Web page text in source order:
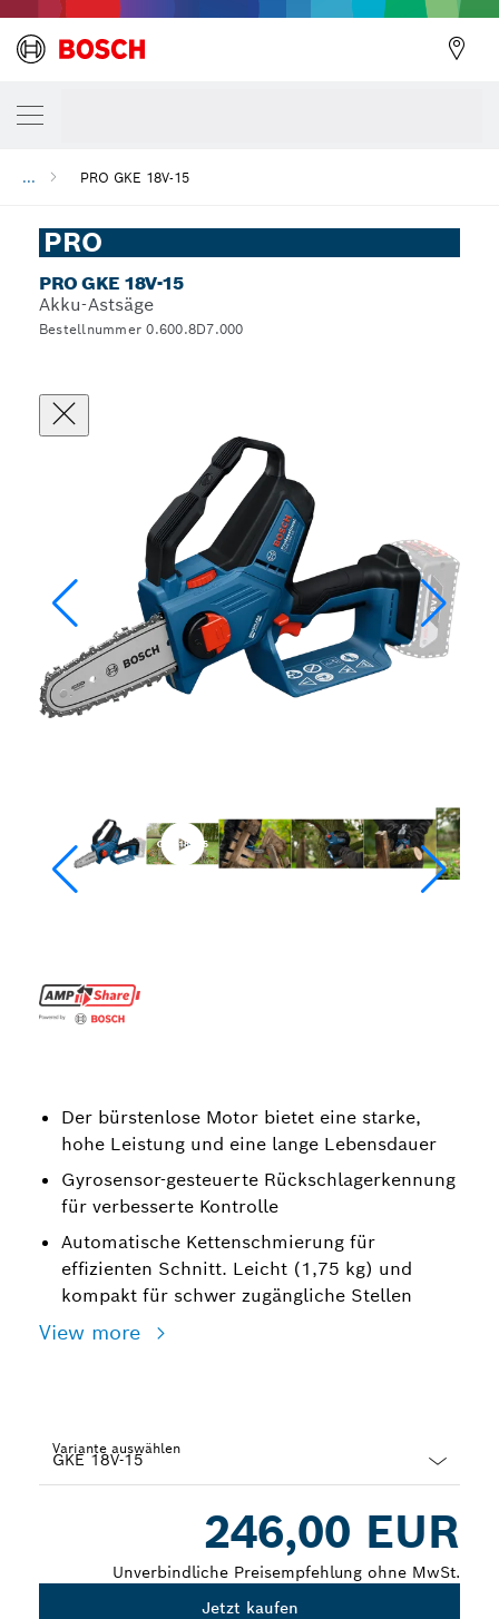
... PRO GKE 18V-15
PRO
PRO GKE 18V-15
Akku-Astsäge
Bestellnummer 0.600.8D7.000
Der bürstenlose Motor bietet eine starke,
hohe Leistung und eine lange Lebensdauer
Gyrosensor-gesteuerte Rückschlagerkennung
für verbesserte Kontrolle
Automatische Kettenschmierung für
effizienten Schnitt. Leicht (1,75 kg) und
kompakt für schwer zugängliche Stellen
View more
Variante auswählen
246,00 EUR
Unverbindliche Preisempfehlung ohne MwSt.
Jetzt kaufen